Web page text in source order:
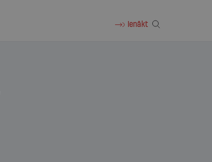
Ienākt